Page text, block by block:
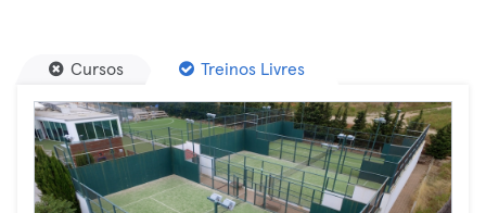
Cursos Treinos Livres